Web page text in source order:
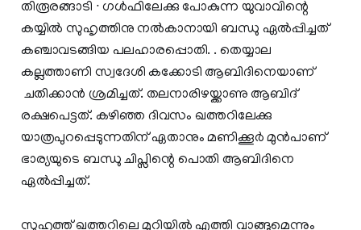
തിരൂരങ്ങാടി ∙ ഗൾഫിലേക്കു പോകുന്ന യുവാവിന്റെ
കയ്യിൽ സുഹൃത്തിനു നൽകാനായി ബന്ധു ഏൽപ്പിച്ചത്
കഞ്ചാവടങ്ങിയ പലഹാരപ്പൊതി. . തെയ്യാല
കല്ലത്താണി സ്വദേശി കക്കോടി ആബിദിനെയാണ്
ചതിക്കാൻ ശ്രമിച്ചത്. തലനാരിഴയ്ക്കാണു ആബിദ്
രക്ഷപെട്ടത്. കഴിഞ്ഞ ദിവസം ഖത്തറിലേക്കു
യാത്രപുറപ്പെടുന്നതിന് ഏതാനും മണിക്കൂർ മുൻപാണ്
ഭാര്യയുടെ ബന്ധു ചിപ്സിന്റെ പൊതി ആബിദിനെ
ഏൽപ്പിച്ചത്.
സുഹൃത്ത് ഖത്തറിലെ മുറിയിൽ എത്തി വാങ്ങുമെന്നും